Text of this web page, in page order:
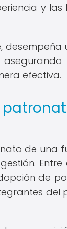
y
efectiva.
de una
de